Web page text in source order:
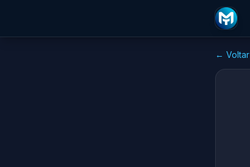
← Voltar